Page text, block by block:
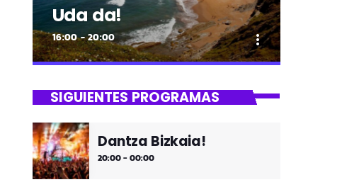
Uda da!
16:00 - 20:00 more_vert
Uda da!
¡Toda la música!
SIGUIENTES PROGRAMAS
Dantza Bizkaia!
20:00 - 00:00